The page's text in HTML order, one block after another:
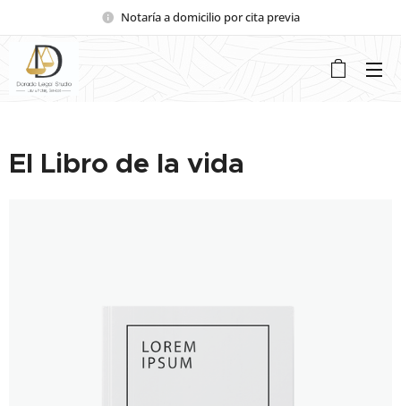
Notaría a domicilio por cita previa
El Libro de la vida